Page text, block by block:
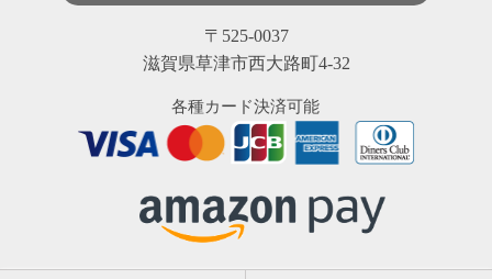
〒525-0037
滋賀県草津市西大路町4-32
各種カード決済可能